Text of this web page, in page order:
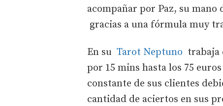
acompañar por Paz, su mano
gracias a una fórmula muy
En su Tarot Neptuno trabaja
por 15 mins hasta los 75
constante de sus clientes
cantidad de aciertos en sus